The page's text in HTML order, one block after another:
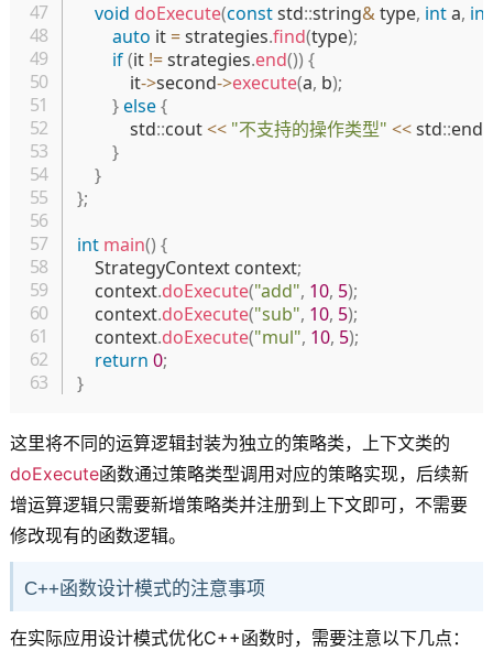
void doExecute(const std::string& type, int a, int
auto it = strategies.find(type);
if(it != strategies.end()) {
            it
->second->execute(a, b);
}else{
            std
::cout << "不支持的操作类型" << std::endl
}
}
};
int main() {
    StrategyContext context
;
    context
.doExecute("add", 10, 5);
    context
.doExecute("sub", 10, 5);
    context
.doExecute("mul", 10, 5);
return 0;
}
这里将不同的运算逻辑封装为独立的策略类，上下文类的
doExecute函数通过策略类型调用对应的策略实现，后续新
增运算逻辑只需要新增策略类并注册到上下文即可，不需要
修改现有的函数逻辑。
C++函数设计模式的注意事项
在实际应用设计模式优化C++函数时，需要注意以下几点：